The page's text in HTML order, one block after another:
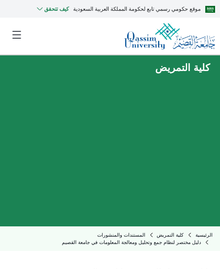
موقع حكومي رسمي تابع لحكومة المملكة العربية السعودية كيف تتحقق
كلية التمريض
الرئيسية كلية التمريض
المستندات والمنشورات
دليل مختصر لنظام جمع وتحليل ومعالجة المعلومات في جامعة القصيم